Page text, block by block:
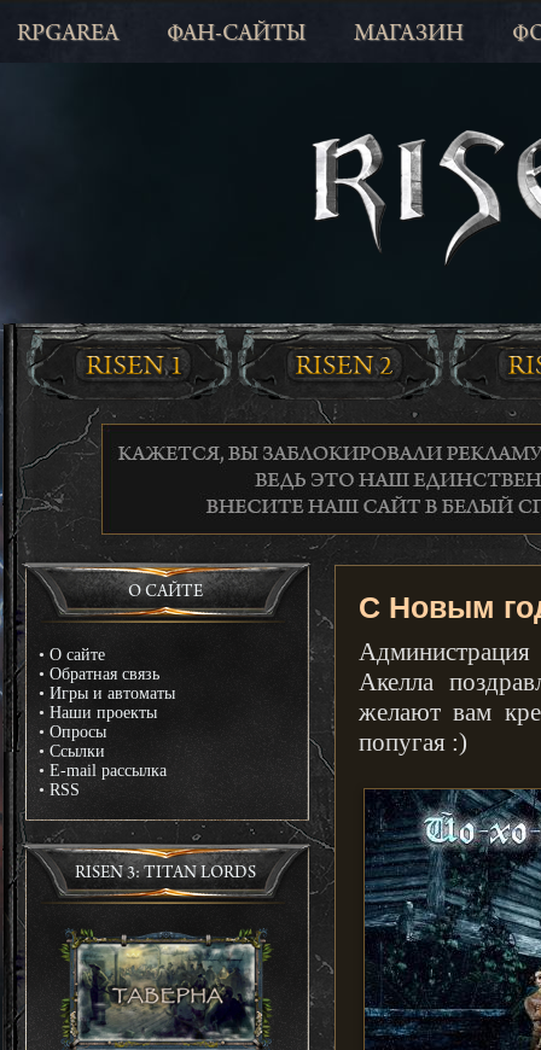
RPGAREA ФАН-САЙТЫ МАГАЗИН
О САЙТЕ
• О сайте
• Обратная связь
• Игры и автоматы
• Наши проекты
• Опросы
• Ссылки
• E-mail рассылка
• RSS
RISEN 3: TITAN LORDS
С Новым
Акелла
желают вам
попугая :)